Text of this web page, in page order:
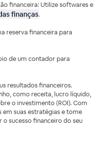
financeira: Utilize softwares e
finanças.
reserva financeira para
de um contador para
resultados financeiros.
como receita, lucro líquido,
o investimento (ROI). Com
em suas estratégias e tome
sucesso financeiro do seu